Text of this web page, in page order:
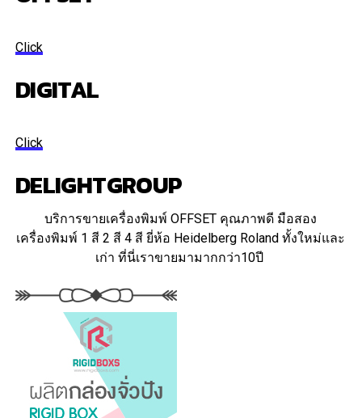
Click
DIGITAL
Click
DELIGHTGROUP​
บริการขายเครื่องพิมพ์ OFFSET คุณภาพดี มือสอง
เครื่องพิมพ์ 1 สี 2 สี 4 สี ยี่ห้อ Heidelberg Roland ทั้งใหม่และ
เก่า ที่นี่เราขายมามากกว่า10ปี